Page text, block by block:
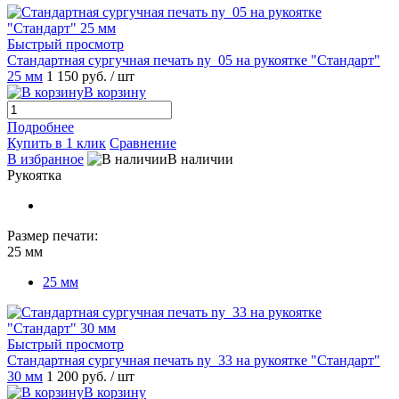
Быстрый просмотр
Стандартная сургучная печать ny_05 на рукоятке "Стандарт"
25 мм 1 150 руб. / шт
В корзину
Подробнее
Купить в 1 клик Сравнение
В избранное
В наличии
Рукоятка
Размер печати:
25 мм
25 мм
Быстрый просмотр
Стандартная сургучная печать ny_33 на рукоятке "Стандарт"
30 мм 1 200 руб. / шт
В корзину